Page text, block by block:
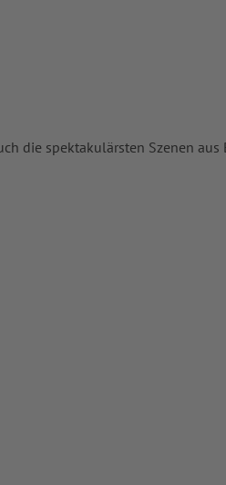
die spektakulärsten Szenen